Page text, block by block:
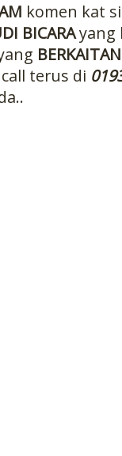
komen kat
BICARAyang
BERKAITAN
terus di